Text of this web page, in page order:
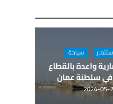
سياحة
واعدة بالقطاع
سلطنة عمان
2024-05-